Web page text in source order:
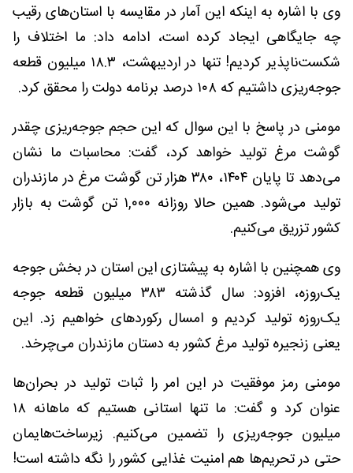
وی با اشاره به اینکه این آمار در مقایسه با استان‌های رقیب
چه جایگاهی ایجاد کرده است، ادامه داد: ما اختلاف را
شکست‌ناپذیر کردیم! تنها در اردیبهشت، ۱۸.۳ میلیون قطعه
جوجه‌ریزی داشتیم که ۱۰۸ درصد برنامه دولت را محقق کرد.
مومنی در پاسخ با این سوال که این حجم جوجه‌ریزی چقدر
گوشت مرغ تولید خواهد کرد، گفت: محاسبات ما نشان
می‌دهد تا پایان ۱۴۰۴، ۳۸۰ هزار تن گوشت مرغ در مازندران
تولید می‌شود. همین حالا روزانه ۱,۰۰۰ تن گوشت به بازار
کشور تزریق می‌کنیم.
وی همچنین با اشاره به پیشتازی این استان در بخش جوجه
یک‌روزه، افزود: سال گذشته ۳۸۳ میلیون قطعه جوجه
یک‌روزه تولید کردیم و امسال رکوردهای خواهیم زد. این
یعنی زنجیره تولید مرغ کشور به دستان مازندران می‌چرخد.
مومنی رمز موفقیت در این امر را ثبات تولید در بحران‌ها
عنوان کرد و گفت: ما تنها استانی هستیم که ماهانه ۱۸
میلیون جوجه‌ریزی را تضمین می‌کنیم. زیرساخت‌هایمان
حتی در تحریم‌ها هم امنیت غذایی کشور را نگه داشته است!